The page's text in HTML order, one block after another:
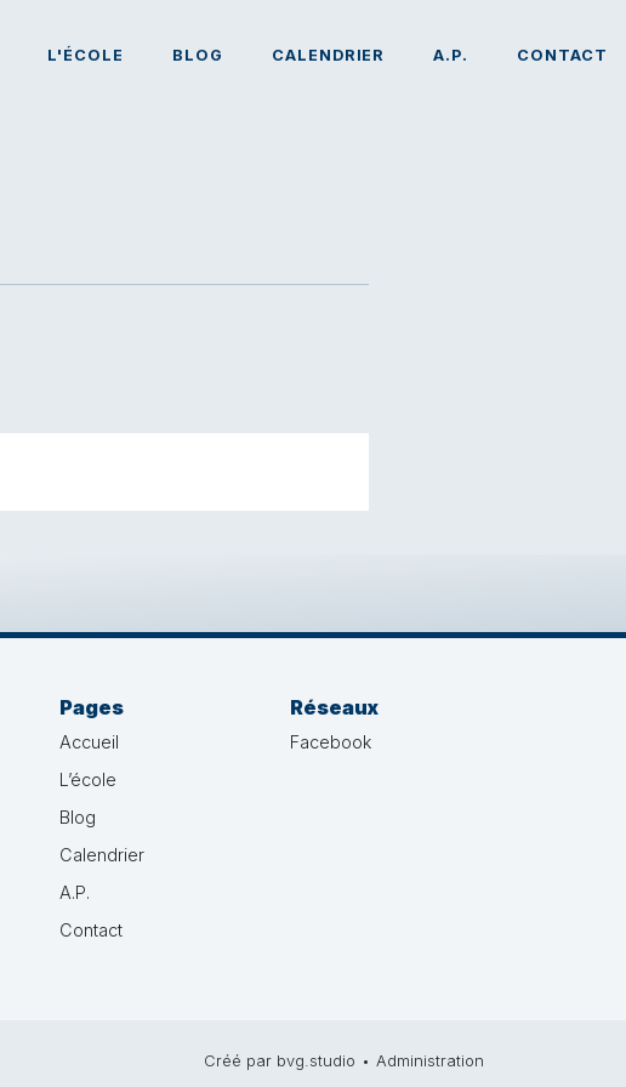
L'ÉCOLE BLOG CALENDRIER A.P. CONTACT
Pages
Accueil
L’école
Blog
Calendrier
A.P.
Contact
Réseaux
Facebook
Créé par bvg.studio • Administration